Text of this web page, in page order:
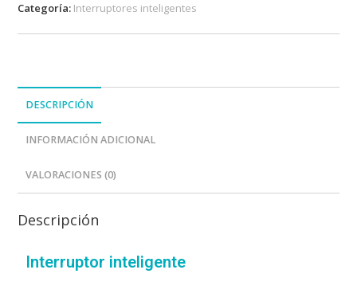
Categoría: Interruptores inteligentes
DESCRIPCIÓN
INFORMACIÓN ADICIONAL
VALORACIONES (0)
Descripción
Interruptor inteligente